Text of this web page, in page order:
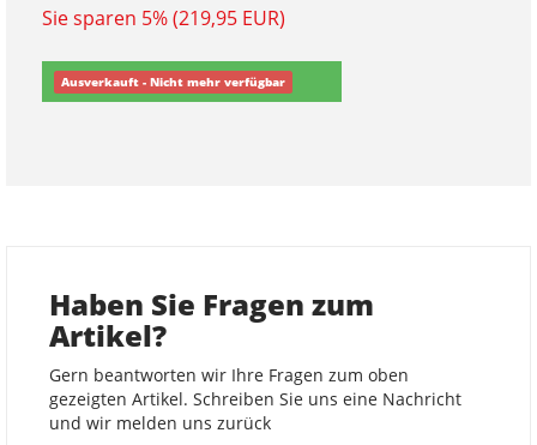
Sie sparen 5% (219,95 EUR)
Ausverkauft - Nicht mehr verfügbar
Haben Sie Fragen zum
Artikel?
Gern beantworten wir Ihre Fragen zum oben
gezeigten Artikel. Schreiben Sie uns eine Nachricht
und wir melden uns zurück